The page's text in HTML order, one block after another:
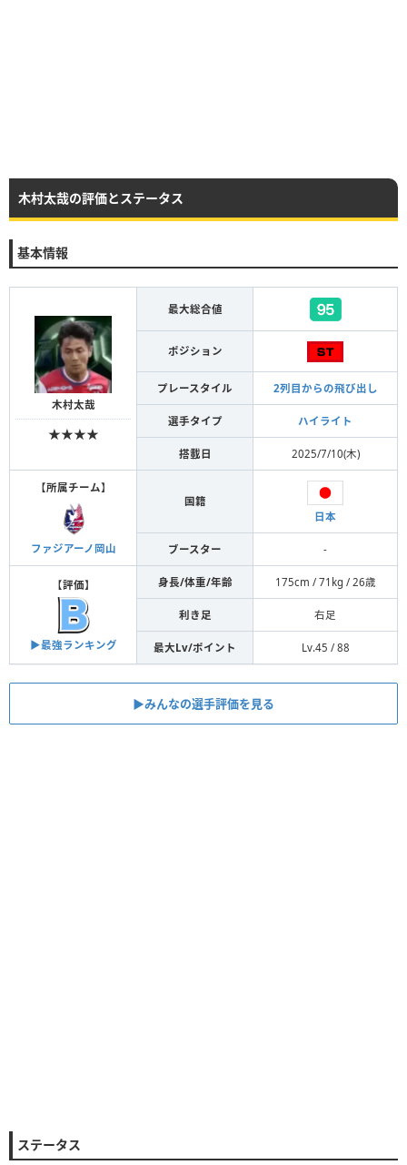
木村太哉の評価とステータス
基本情報
木村太哉
★★★★
最大総合値
ポジション
プレースタイル 2列目からの飛び出し
選手タイプ ハイライト
搭載日 2025/7/10(木)
【所属チーム】
ファジアーノ岡山
国籍
日本
ブースター -
【評価】
▶︎最強ランキング
身長/体重/年齢 175cm / 71kg / 26歳
利き足 右足
最大Lv/ポイント Lv.45 / 88
▶︎みんなの選手評価を見る
ステータス